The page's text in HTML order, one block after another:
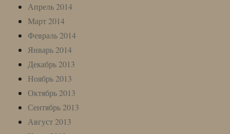
Апрель 2014
Март 2014
Февраль 2014
Январь 2014
Декабрь 2013
Ноябрь 2013
Октябрь 2013
Сентябрь 2013
Август 2013